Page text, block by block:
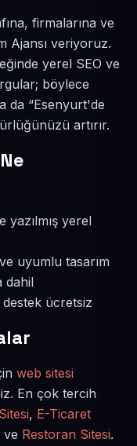
firmalarına ve
Ajansı veriyoruz.
yerel SEO ve
böylece
da “Esenyurt'de
artırır.
yazılmış yerel
uyumlu tasarım
dahil
ücretsiz
web sitesi
En çok tercih
, E-Ticaret
ve Restoran Sitesi.